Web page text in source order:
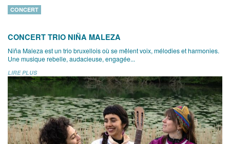
CONCERT
CONCERT TRIO NIÑA MALEZA
Niña Maleza est un trio bruxellois où se mêlent voix, mélodies et harmonies.
Une musique rebelle, audacieuse, engagée...
LIRE PLUS